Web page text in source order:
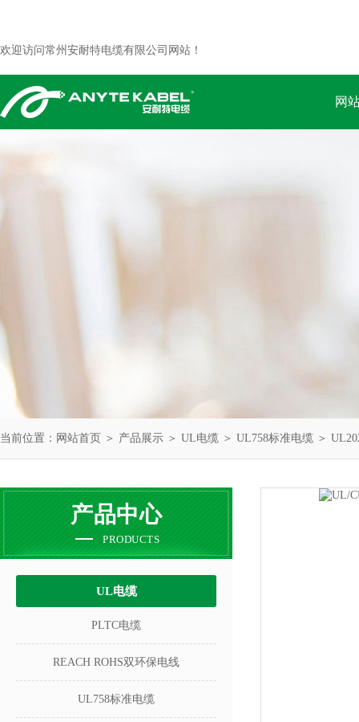
欢迎访问常州安耐特电缆有限公司网站！
网
当前位置： 网站首页 ＞ 产品展示 ＞ UL电缆 ＞ UL758标准电缆 ＞
产品中心
PRODUCTS
UL电缆
PLTC电缆
REACH ROHS双环保电线
UL758标准电缆